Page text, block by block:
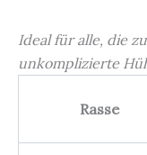
Ideal für alle, die
unkomplizierte
Rasse